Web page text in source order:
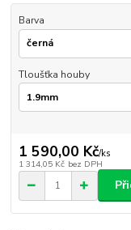
Barva
Tloušťka houby
1 590,00 Kč/ks
1 314,05 Kč bez DPH